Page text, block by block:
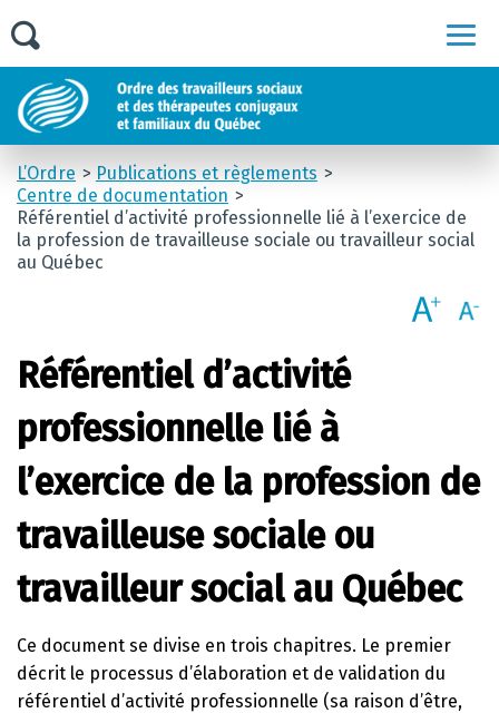
L’Ordre
Publications et règlements
Centre de documentation
Référentiel d’activité professionnelle lié à l’exercice de
la profession de travailleuse sociale ou travailleur social
au Québec
Référentiel d’activité
professionnelle lié à
l’exercice de la profession de
travailleuse sociale ou
travailleur social au Québec
Ce document se divise en trois chapitres. Le premier
décrit le processus d’élaboration et de validation du
référentiel d’activité professionnelle (sa raison d’être,